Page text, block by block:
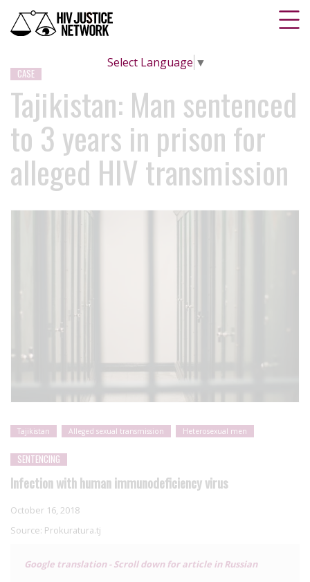
Select Language ▼
CASE
Tajikistan: Man sentenced
to 3 years in prison for
alleged HIV transmission
Tajikistan Alleged sexual transmission Heterosexual men
SENTENCING
Infection with human immunodeficiency virus
October 16, 2018
Source: Prokuratura.tj
Google translation - Scroll down for article in Russian